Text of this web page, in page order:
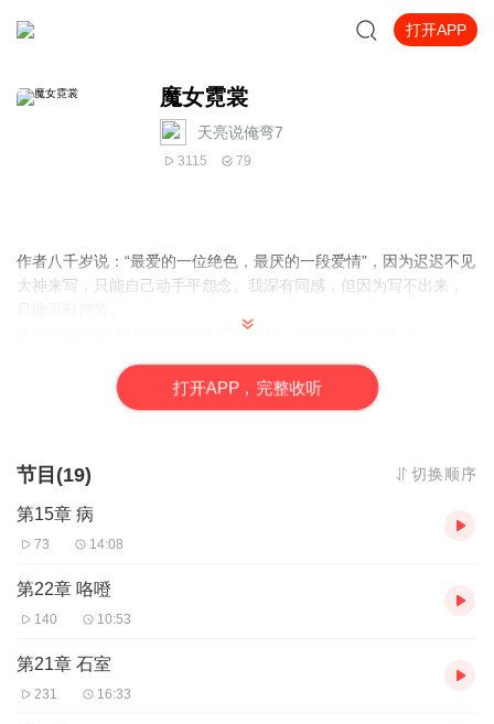
打开APP
魔女霓裳
天亮说俺弯7
3115 79
作者八千岁说：“最爱的一位绝色，最厌的一段爱情”，因为迟迟不见
大神来写，只能自己动手平怨念。我深有同感，但因为写不出来，
此文已通过微博私信找到作者要到授权，再次感谢八千大大~
最新更新在li爱你�zhi�打开APP，完整收听
节目(19) 切换顺序
第15章 病
73 14:08
第22章 咯噔
140 10:53
第21章 石室
231 16:33